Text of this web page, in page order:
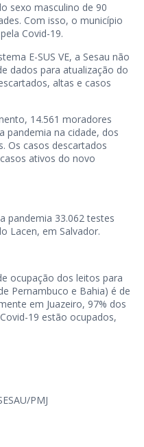
sexo masculino de 90
Com isso, o município
Covid-19.
E-SUS VE, a Sesau não
dados para atualização do
altas e casos
14.561 moradores
pandemia na cidade, dos
Os casos descartados
ativos do novo
pandemia 33.062 testes
Lacen, em Salvador.
ocupação dos leitos para
Pernambuco e Bahia) é de
em Juazeiro, 97% dos
19 estão ocupados,
PMJ